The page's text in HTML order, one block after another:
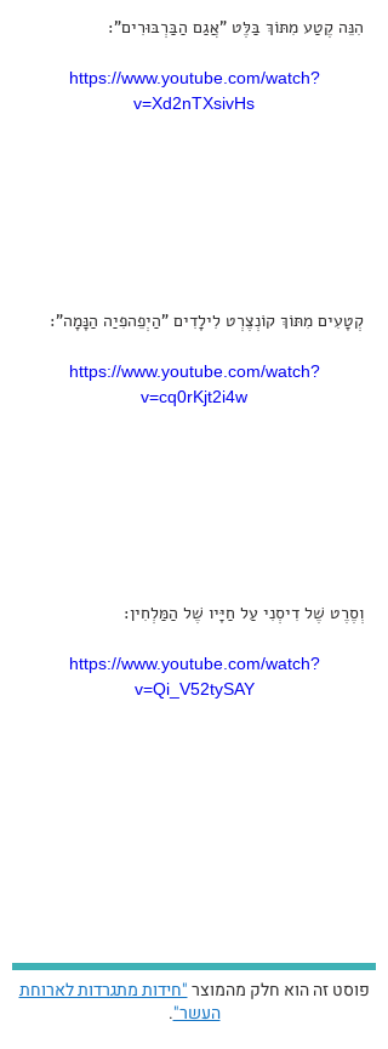
הִנֵּה קֶטַע מִתּוֹךְ בַּלֶּט "אֲגַם הַבַּרְבּוּרִים":
https://www.youtube.com/watch?
v=Xd2nTXsivHs
קְטָעִים מִתּוֹךְ קוֹנְצֶרְט לִילָדִים "הַיְפֵהפִיַה הַנָּמָה":
https://www.youtube.com/watch?
v=cq0rKjt2i4w
וְסֶרֶט שֶׁל דִיסְנִי עַל חַיָּיו שֶׁל הַמַּלְחִין:
https://www.youtube.com/watch?
v=Qi_V52tySAY
פוסט זה הוא חלק מהמוצר"חידות מתגרדות לארוחת
העשר".